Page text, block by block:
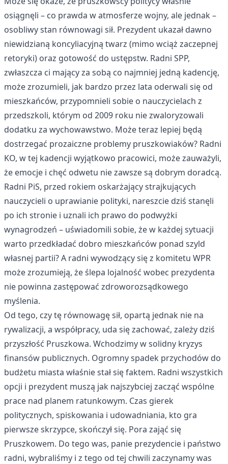
osiągnęli – co prawda w atmosferze wojny, ale jednak –
osobliwy stan równowagi sił. Prezydent ukazał dawno
niewidzianą koncyliacyjną twarz (mimo wciąż zaczepnej
retoryki) oraz gotowość do ustępstw. Radni SPP,
zwłaszcza ci mający za sobą co najmniej jedną kadencję,
może zrozumieli, jak bardzo przez lata oderwali się od
mieszkańców, przypomnieli sobie o nauczycielach z
przedszkoli, którym od 2009 roku nie zwaloryzowali
dodatku za wychowawstwo. Może teraz lepiej będą
dostrzegać prozaiczne problemy pruszkowiaków? Radni
KO, w tej kadencji wyjątkowo pracowici, może zauważyli,
że emocje i chęć odwetu nie zawsze są dobrym doradcą.
Radni PiS, przed rokiem oskarżający strajkujących
nauczycieli o uprawianie polityki, nareszcie dziś stanęli
po ich stronie i uznali ich prawo do podwyżki
wynagrodzeń – uświadomili sobie, że w każdej sytuacji
warto przedkładać dobro mieszkańców ponad szyld
własnej partii? A radni wywodzący się z komitetu WPR
może zrozumieją, że ślepa lojalność wobec prezydenta
nie powinna zastępować zdroworozsądkowego
myślenia.
Od tego, czy tę równowagę sił, opartą jednak nie na
rywalizacji, a współpracy, uda się zachować, zależy dziś
przyszłość Pruszkowa. Wchodzimy w solidny kryzys
finansów publicznych. Ogromny spadek przychodów do
budżetu miasta właśnie stał się faktem. Radni wszystkich
opcji i prezydent muszą jak najszybciej zacząć wspólne
prace nad planem ratunkowym. Czas gierek
politycznych, spiskowania i udowadniania, kto gra
pierwsze skrzypce, skończył się. Pora zająć się
Pruszkowem. Do tego was, panie prezydencie i państwo
radni, wybraliśmy i z tego od tej chwili zaczynamy was